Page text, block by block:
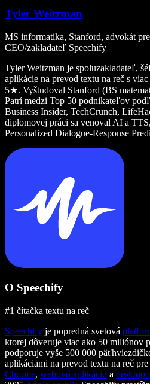
Tyler Weitzman
MS informatika, Stanford, advokát
CEO/zakladateľ Speechify
Tyler Weitzman je spoluzakladateľ,
aplikácie na prevod textu na reč s
5★. Vyštudoval Stanford (BS
Patrí medzi Top 50 podnikateľov
Business Insider, TechCrunch,
diplomovej práci sa venoval AI a
Personalized Dialogue-Response
O Speechify
#1 čítačka textu na reč
Speechify je popredná svetová
ktorej dôveruje viac ako 50 miliónov
podporuje vyše 500 000
aplikáciami na prevod textu na reč pre
Chrome, webovú aplikáciu a